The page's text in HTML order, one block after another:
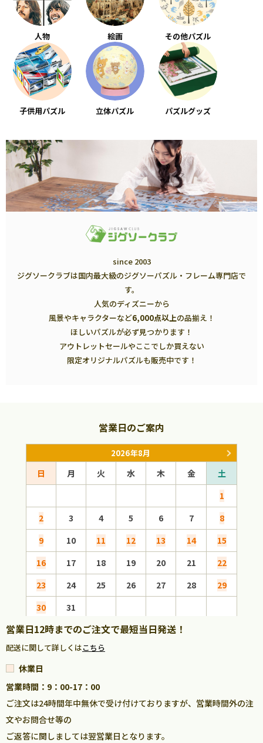
人物 絵画 その他パズル
子供用パズル 立体パズル パズルグッズ
since 2003
ジグソークラブは国内最大級のジグソーパズル・フレーム専門店で
す。
人気のディズニーから
風景やキャラクターなど6,000点以上の品揃え！
ほしいパズルが必ず見つかります！
アウトレットセールやここでしか買えない
限定オリジナルパズルも販売中です！
営業日のご案内
2026年8月
日 月 火 水 木 金
土
1
2
3 4 5 6 7
8
9
10 11 12 13 14
15
16
17 18 19 20 21
22
23
24 25 26 27 28
29
30
31
営業日12時までのご注文で最短当日発送！
配送に関して詳しくはこちら
休業日
営業時間：9：00-17：00
ご注文は24時間年中無休で受け付けておりますが、営業時間外の注
文やお問合せ等の
ご返答に関しましては翌営業日となります。